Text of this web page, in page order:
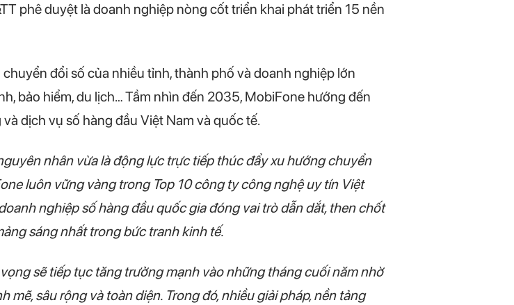
phê duyệt là doanh nghiệp nòng cốt triển khai phát triển 15 nền
đổi số của nhiều tỉnh, thành phố và doanh nghiệp lớn
bảo hiểm, du lịch… Tầm nhìn đến 2035, MobiFone hướng đến
dịch vụ số hàng đầu Việt Nam và quốc tế.
nhân vừa là động lực trực tiếp thúc đẩy xu hướng chuyển
luôn vững vàng trong Top 10 công ty công nghệ uy tín Việt
nghiệp số hàng đầu quốc gia đóng vai trò dẫn dắt, then chốt
sáng nhất trong bức tranh kinh tế.
sẽ tiếp tục tăng trưởng mạnh vào những tháng cuối năm nhờ
sâu rộng và toàn diện. Trong đó, nhiều giải pháp, nền tảng